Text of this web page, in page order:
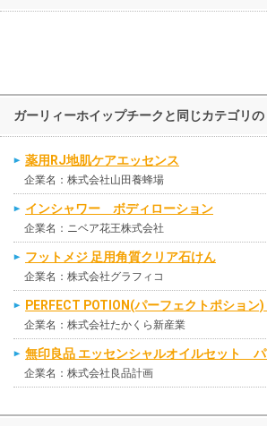
ガーリィーホイップチークと同じカテゴリ
薬用RJ地肌ケアエッセンス
企業名：株式会社山田養蜂場
インシャワー ボディローション
企業名：ニベア花王株式会社
フットメジ 足用角質クリア石けん
企業名：株式会社グラフィコ
PERFECT POTION(パーフェクトポション
企業名：株式会社たかくら新産業
無印良品 エッセンシャルオイルセット
企業名：株式会社良品計画